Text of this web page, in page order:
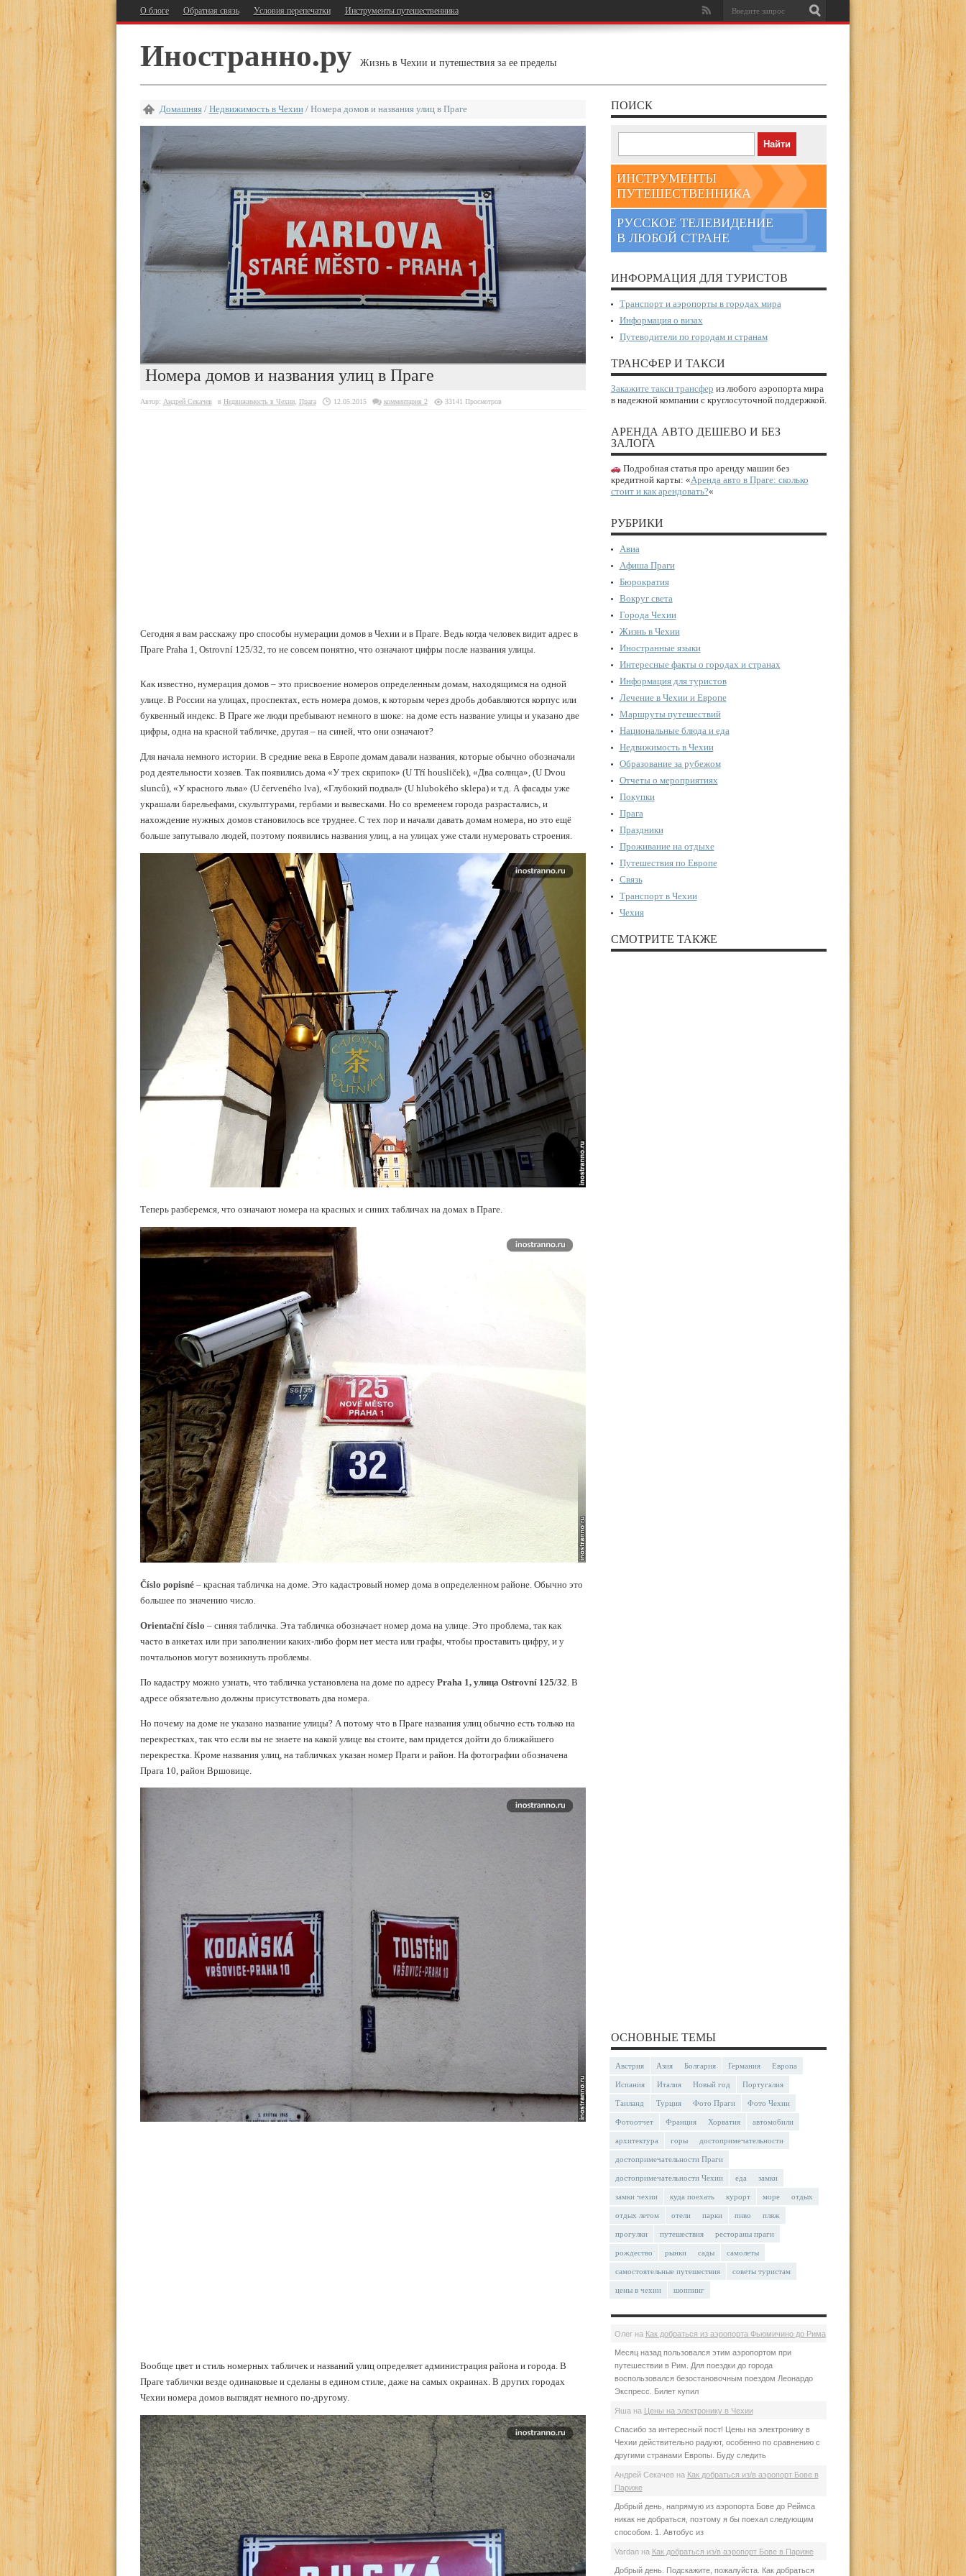
О блоге Обратная связь Условия перепечатки Инструменты путешественника
Иностранно.ру Жизнь в Чехии и путешествия за ее пределы
Домашняя/ Недвижимость в Чехии/ Номера домов и названия улиц в Праге
Номера домов и названия улиц в Праге
Автор: Андрей Секачев в Недвижимость в Чехии, Прага 12.05.2015 комментария 2 33141 Просмотров
Сегодня я вам расскажу про способы нумерации домов в Чехии и в Праге. Ведь когда человек видит адрес в
Праге Praha 1, Ostrovní 125/32, то не совсем понятно, что означают цифры после названия улицы.
Как известно, нумерация домов – это присвоение номеров определенным домам, находящимся на одной
улице. В России на улицах, проспектах, есть номера домов, к которым через дробь добавляются корпус или
буквенный индекс. В Праге же люди пребывают немного в шоке: на доме есть название улицы и указано две
цифры, одна на красной табличке, другая – на синей, что они означают?
Для начала немного истории. В средние века в Европе домам давали названия, которые обычно обозначали
род деятельности хозяев. Так появились дома «У трех скрипок» (U Tří housliček), «Два солнца», (U Dvou
slunců), «У красного льва» (U červeného lva), «Глубокий подвал» (U hlubokého sklepa) и т.д. А фасады уже
украшали барельефами, скульптурами, гербами и вывесками. Но со временем города разрастались, и
нахождение нужных домов становилось все труднее. С тех пор и начали давать домам номера, но это ещё
больше запутывало людей, поэтому появились названия улиц, а на улицах уже стали нумеровать строения.
Теперь разберемся, что означают номера на красных и синих табличах на домах в Праге.
Číslo popisné– красная табличка на доме. Это кадастровый номер дома в определенном районе. Обычно это
большее по значению число.
Orientační číslo – синяя табличка. Эта табличка обозначает номер дома на улице. Это проблема, так как
часто в анкетах или при заполнении каких-либо форм нет места или графы, чтобы проставить цифру, и у
почтальонов могут возникнуть проблемы.
По кадастру можно узнать, что табличка установлена на доме по адресу Praha 1, улица Ostrovní 125/32 . В
адресе обязательно должны присутствовать два номера.
Но почему на доме не указано название улицы? А потому что в Праге названия улиц обычно есть только на
перекрестках, так что если вы не знаете на какой улице вы стоите, вам придется дойти до ближайшего
перекрестка. Кроме названия улиц, на табличках указан номер Праги и район. На фотографии обозначена
Прага 10, район Вршовице.
Вообще цвет и стиль номерных табличек и названий улиц определяет администрация района и города. В
Праге таблички везде одинаковые и сделаны в едином стиле, даже на самых окраинах. В других городах
Чехии номера домов выглядят немного по-другому.
ПОИСК
ИНСТРУМЕНТЫ
ПУТЕШЕСТВЕННИКА
РУССКОЕ ТЕЛЕВИДЕНИЕ
В ЛЮБОЙ СТРАНЕ
ИНФОРМАЦИЯ ДЛЯ ТУРИСТОВ
Транспорт и аэропорты в городах мира
Информация о визах
Путеводители по городам и странам
ТРАНСФЕР И ТАКСИ
Закажите такси трансфер из любого аэропорта мира
в надежной компании с круглосуточной поддержкой.
АРЕНДА АВТО ДЕШЕВО И БЕЗ
ЗАЛОГА
Подробная статья про аренду машин без
кредитной карты: «Аренда авто в Праге: сколько
стоит и как арендовать?«
РУБРИКИ
Авиа
Афиша Праги
Бюрократия
Вокруг света
Города Чехии
Жизнь в Чехии
Иностранные языки
Интересные факты о городах и странах
Информация для туристов
Лечение в Чехии и Европе
Маршруты путешествий
Национальные блюда и еда
Недвижимость в Чехии
Образование за рубежом
Отчеты о мероприятиях
Покупки
Прага
Праздники
Проживание на отдыхе
Путешествия по Европе
Связь
Транспорт в Чехии
Чехия
СМОТРИТЕ ТАКЖЕ
ОСНОВНЫЕ ТЕМЫ
Австрия Азия Болгария Германия Европа
Испания Италия Новый год Португалия
Таиланд Турция Фото Праги Фото Чехии
Фотоотчет Франция Хорватия автомобили
архитектура горы достопримечательности
достопримечательности Праги
достопримечательности Чехии еда замки
замки чехии куда поехать курорт море отдых
отдых летом отели парки пиво пляж
прогулки путешествия рестораны праги
рождество рынки сады самолеты
самостоятельные путешествия советы туристам
цены в чехии шоппинг
Олегна Как добраться из аэропорта Фьюмичино до Рима
Месяц назад пользовался этим аэропортом при
путешествии в Рим. Для поездки до города
воспользовался безостановочным поездом Леонардо
Экспресс. Билет купил
Яша на Цены на электронику в Чехии
Спасибо за интересный пост! Цены на электронику в
Чехии действительно радуют, особенно по сравнению с
другими странами Европы. Буду следить
Андрей Секачев на Как добраться из/в аэропорт Бове в
Париже
Добрый день, напрямую из аэропорта Бове до Реймса
никак не добраться, поэтому я бы поехал следующим
способом. 1. Автобус из
Vardanна Как добраться из/в аэропорт Бове в Париже
Добрый день. Подскажите, пожалуйста. Как добраться